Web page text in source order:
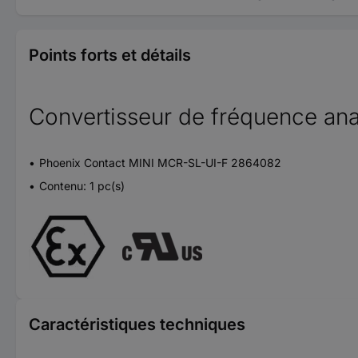
Points forts et détails
Convertisseur de fréquence
Phoenix Contact MINI MCR-SL-UI-F 2864082
Contenu: 1 pc(s)
Caractéristiques techniques